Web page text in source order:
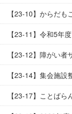
【23-10】からだ
【23-11】令和5年
【23-12】障がい
【23-14】集会施
【23-17】ことば